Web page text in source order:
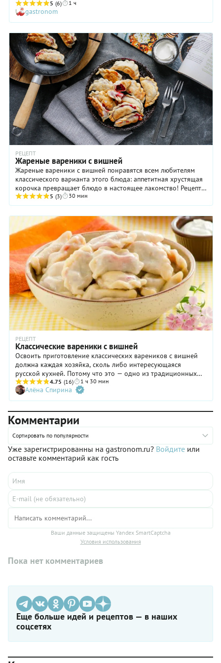
многим кажется не слишком выразительным, самым
неожиданным, ярким образом раскрывается при тепловой
обработке, особенно если чернику дополнить небольшим
количеством сахара (вспомните любые пироги с ней). Но это
еще не все. Пять минут варки не дают ягодам превратиться в
джем, поэтому начинка вареников с черникой имеет
особенно свежий вкус и очень приятную текстуру. И,
наконец, последний аргумент в пользу того, чтобы
приготовить это блюдо по нашему рецепту: вам не придется
тратить время на извлечение косточек. Потому что в
чернике их, как известно, просто нет!
5 (6) 1 ч
gastronom
РЕЦЕПТ
Жареные вареники с вишней
Жареные вареники с вишней понравятся всем любителям
классического варианта этого блюда: аппетитная хрустящая
корочка превращает блюдо в настоящее лакомство! Рецепт
пресного теста — самый обычный. Да и ...
5 (3) 30 мин
РЕЦЕПТ
Классические вареники с вишней
Освоить приготовление классических вареников с вишней
должна каждая хозяйка, сколь либо интересующаяся
русской кухней. Потому что это — одно из традиционных
блюд нашей кулинарной традиции, причем самых вкусных и
аппетитных. Многие опасаются готовить вареники или
пельмени, переживая, что тесто требует каких-либо
сверхъестественных навыков. Ничего подобного! Главное —
терпение, которое необходимо для ожидания созревания
теста и настойчивость в процессе раскатывания. Второе,
кстати, вытекает из первого! Правильно вымешанное и
созревшее тесто раскатывается очень легко и просто.
Поэтому вам лишь останется вырезать кружки, разложить по
ним начинку и сварить вареники с вишней до готовности.
Вот увидите: домочадцы по достоинству оценят ваши
старания!
4.75 (16) 1 ч 30 мин
Алёна Спирина
Комментарии
Сортировать по популярности
Уже зарегистрированны на gastronom.ru? Войдите или
оставьте комментарий как гость
Ваши данные защищены Yandex SmartCaptcha
Условия использования
Пока нет комментариев
Еще больше идей и рецептов — в наших
соцсетях